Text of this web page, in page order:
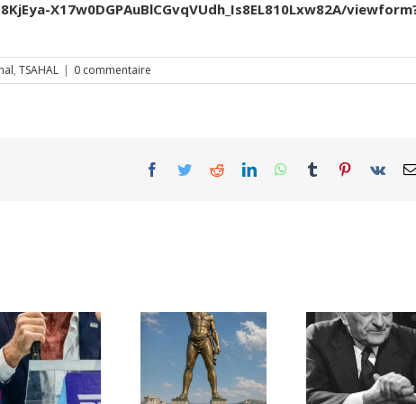
X17w0DGPAuBlCGvqVUdh_Is8EL810Lxw82A/
, TSAHAL | 0 commentaire
Facebook
TwitterRedditLinkedInWhatsApp
Tumblr Pinterest
Vk
Ile de Rhodes ;
un foyer juif
déserté
Une lettre
inédite de
Malraux sur
l’État d’Israël |